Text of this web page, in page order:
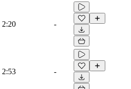
2:20 -
2:53 -